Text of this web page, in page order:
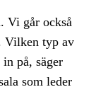
Vi går också
Vilken typ av
på, säger
som leder